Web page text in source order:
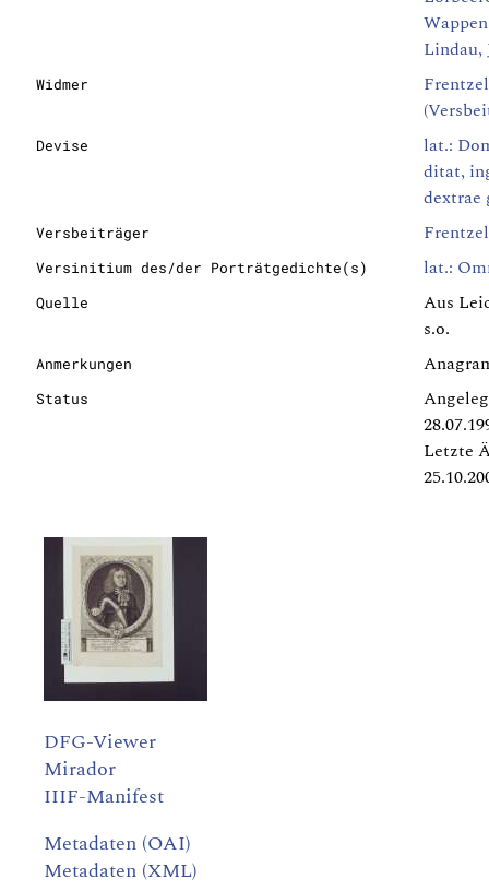
Lindau,
Widmer
Devise
lat.:
ditat,
Versbeiträger
Versinitium des/der Porträtgedichte(s) lat.:
Quelle
Aus
s.o.
Anmerkungen
Status
Letzte
DFG-Viewer
Mirador
IIIF-Manifest
Metadaten (OAI)
Metadaten (XML)